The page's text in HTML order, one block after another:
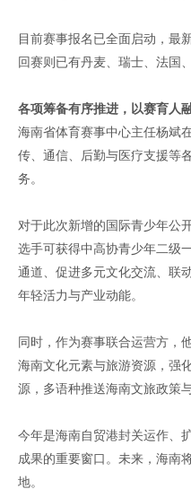
目前赛事报名已全面启动，最
回赛则已有丹麦、瑞士、法国
各项筹备有序推进，以赛育人
海南省体育赛事中心主任杨斌
传、通信、后勤与医疗支援等
务。
对于此次新增的国际青少年公
选手可获得中高协青少年二级
通道、促进多元文化交流、联
年轻活力与产业动能。
同时，作为赛事联合运营方，
海南文化元素与旅游资源，强
源，多语种推送海南文旅政策
今年是海南自贸港封关运作、
成果的重要窗口。未来，海南
地。